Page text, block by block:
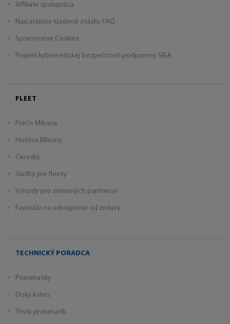
Affiliate spolupráca
Najčastejšie kladené otázky FAQ
Spracovanie Cookies
Projekt kybernetickej bezpečnosti podporený SIEA
FLEET
Prečo Mikona
História Mikony
Cenníky
Služby pre fleety
Výhody pre zmluvných partnerov
Formulár na odstúpenie od zmluvy
TECHNICKÝ PORADCA
Pneumatiky
Disky kolies
Testy pneumatík